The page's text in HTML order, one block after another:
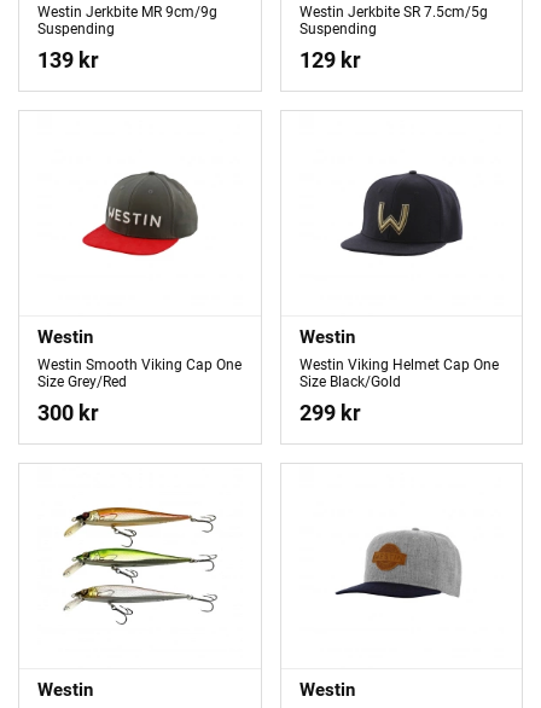
Westin Jerkbite MR 9cm/9g
Suspending
139 kr
Westin Jerkbite SR 7.5cm/5g
Suspending
129 kr
Westin
Westin Smooth Viking Cap One
Size Grey/Red
300 kr
Westin
Westin Viking Helmet Cap One
Size Black/Gold
299 kr
Westin Westin